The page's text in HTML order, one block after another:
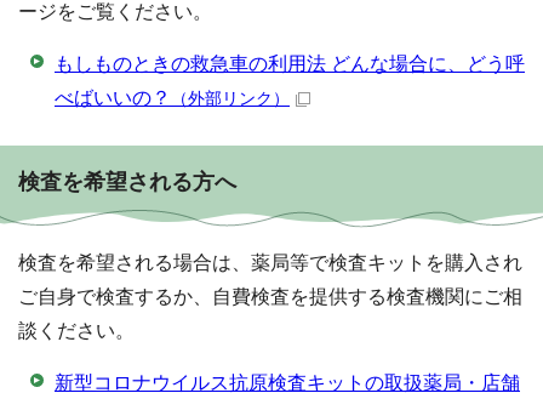
ージをご覧ください。
もしものときの救急車の利用法 どんな場合に、どう呼
べばいいの？
（外部リンク）
検査を希望される方へ
検査を希望される場合は、薬局等で検査キットを購入され
ご自身で検査するか、自費検査を提供する検査機関にご相
談ください。
新型コロナウイルス抗原検査キットの取扱薬局・店舗